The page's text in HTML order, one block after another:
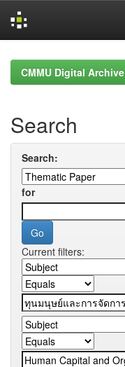
navigationCMMU Digital Archive
Search
Search:
for
Current filters: